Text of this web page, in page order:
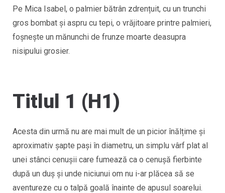
Pe Mica Isabel, o palmier bătrân zdrențuit, cu un trunchi
gros bombat și aspru cu tepi, o vrăjitoare printre palmieri,
foșnește un mănunchi de frunze moarte deasupra
nisipului grosier.
Titlul 1 (H1)
Acesta din urmă nu are mai mult de un picior înălțime și
aproximativ șapte pași în diametru, un simplu vârf plat al
unei stânci cenușii care fumează ca o cenuşă fierbinte
după un duș și unde niciunui om nu i-ar plăcea să se
aventureze cu o talpă goală înainte de apusul soarelui.